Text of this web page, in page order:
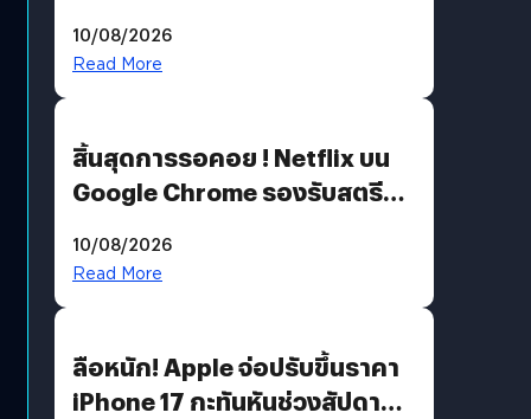
เติมเต็มความหมายวันแม่ปีนี้
10/08/2026
Read More
สิ้นสุดการรอคอย ! Netflix บน
Google Chrome รองรับสตรีม
เงื่อนไขที่กำหนด
10/08/2026
Read More
ลือหนัก! Apple จ่อปรับขึ้นราคา
iPhone 17 กะทันหันช่วงสัปดาห์ที่